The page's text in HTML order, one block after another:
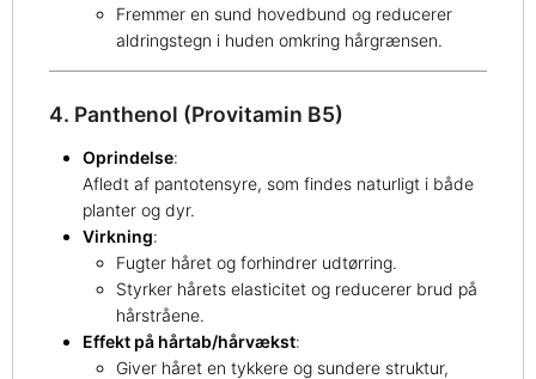
Fremmer en sund hovedbund og reducerer
aldringstegn i huden omkring hårgrænsen.
4. Panthenol (Provitamin B5)
Oprindelse:
Afledt af pantotensyre, som findes naturligt i både
planter og dyr.
Virkning:
Fugter håret og forhindrer udtørring.
Styrker hårets elasticitet og reducerer brud på
hårstråene.
Effekt på hårtab/hårvækst:
Giver håret en tykkere og sundere struktur,